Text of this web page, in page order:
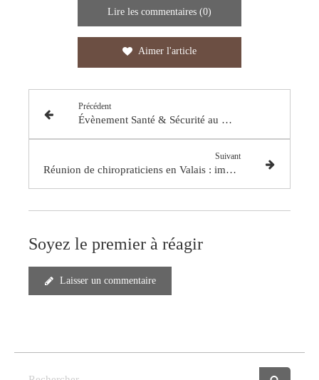
Lire les commentaires (0)
Aimer l'article
Précédent
Évènement Santé & Sécurité au Montreux Palace : retour sur une journée dédiée au bien-être en entreprise ✨
Suivant
Réunion de chiropraticiens en Valais : immersion dans un « Quality Circle »
Soyez le premier à réagir
Laisser un commentaire
Rechercher